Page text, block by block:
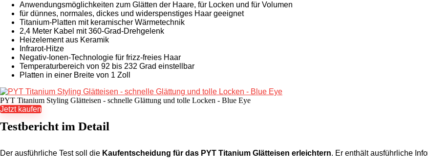
Anwendungsmöglichkeiten zum Glätten der Haare, für Locken und für Volumen
für dünnes, normales, dickes und widerspenstiges Haar geeignet
Titanium-Platten mit keramischer Wärmetechnik
2,4 Meter Kabel mit 360-Grad-Drehgelenk
Heizelement aus Keramik
Infrarot-Hitze
Negativ-Ionen-Technologie für frizz-freies Haar
Temperaturbereich von 92 bis 232 Grad einstellbar
Platten in einer Breite von 1 Zoll
PYT Titanium Styling Glätteisen - schnelle Glättung und tolle Locken - Blue Eye
Jetzt kaufen
Testbericht im Detail
Der ausführliche Test soll die Kaufentscheidung für das PYT Titanium Glätteisen erleichtern. Er enthält ausführliche